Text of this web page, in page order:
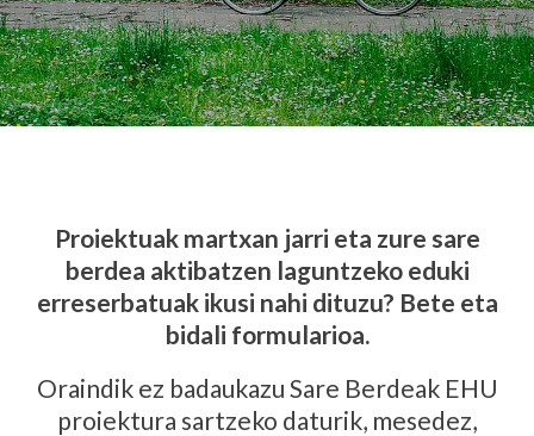
Proiektuak martxan jarri eta zure sare
berdea aktibatzen laguntzeko eduki
erreserbatuak ikusi nahi dituzu? Bete eta
bidali formularioa.
Oraindik ez badaukazu Sare Berdeak EHU
proiektura sartzeko daturik, mesedez,